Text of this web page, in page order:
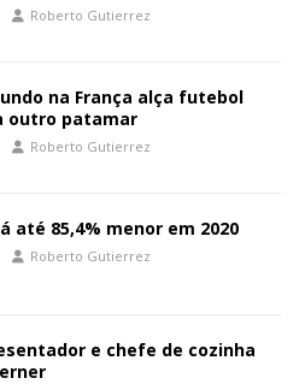
Roberto Gutierrez
na França alça futebol
outro patamar
Roberto Gutierrez
até 85,4% menor em 2020
Roberto Gutierrez
e chefe de cozinha